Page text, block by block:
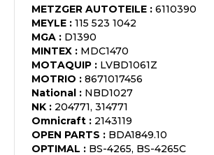
METZGER AUTOTEILE : 6110390
MEYLE : 115 523 1042
MGA : D1390
MINTEX : MDC1470
MOTAQUIP : LVBD1061Z
MOTRIO : 8671017456
National : NBD1027
NK : 204771, 314771
Omnicraft : 2143119
OPEN PARTS : BDA1849.10
OPTIMAL : BS-4265, BS-4265C